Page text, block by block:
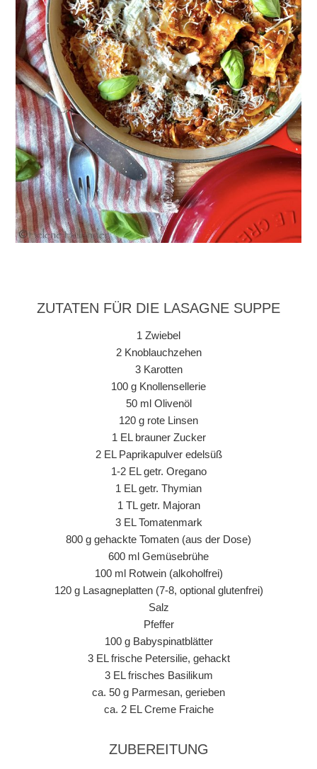
ZUTATEN FÜR DIE LASAGNE SUPPE
1 Zwiebel
2 Knoblauchzehen
3 Karotten
100 g Knollensellerie
50 ml Olivenöl
120 g rote Linsen
1 EL brauner Zucker
2 EL Paprikapulver edelsüß
1-2 EL getr. Oregano
1 EL getr. Thymian
1 TL getr. Majoran
3 EL Tomatenmark
800 g gehackte Tomaten (aus der Dose)
600 ml Gemüsebrühe
100 ml Rotwein (alkoholfrei)
120 g Lasagneplatten (7-8, optional glutenfrei)
Salz
Pfeffer
100 g Babyspinatblätter
3 EL frische Petersilie, gehackt
3 EL frisches Basilikum
ca. 50 g Parmesan, gerieben
ca. 2 EL Creme Fraiche
ZUBEREITUNG